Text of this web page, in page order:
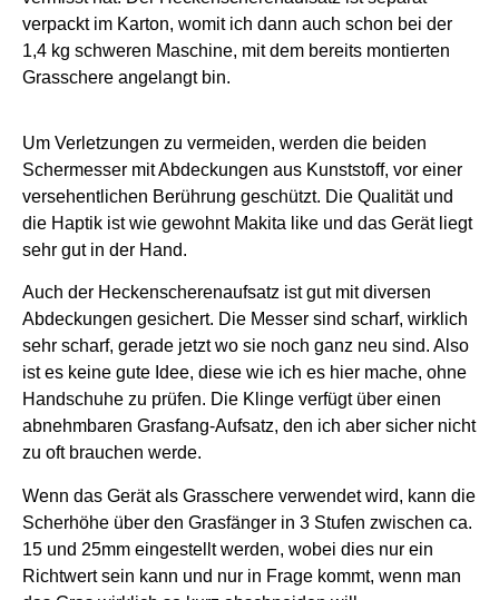
verpackt im Karton, womit ich dann auch schon bei der
1,4 kg schweren Maschine, mit dem bereits montierten
Grasschere angelangt bin.
Um Verletzungen zu vermeiden, werden die beiden
Schermesser mit Abdeckungen aus Kunststoff, vor einer
versehentlichen Berührung geschützt. Die Qualität und
die Haptik ist wie gewohnt Makita like und das Gerät liegt
sehr gut in der Hand.
Auch der Heckenscherenaufsatz ist gut mit diversen
Abdeckungen gesichert. Die Messer sind scharf, wirklich
sehr scharf, gerade jetzt wo sie noch ganz neu sind. Also
ist es keine gute Idee, diese wie ich es hier mache, ohne
Handschuhe zu prüfen. Die Klinge verfügt über einen
abnehmbaren Grasfang-Aufsatz, den ich aber sicher nicht
zu oft brauchen werde.
Wenn das Gerät als Grasschere verwendet wird, kann die
Scherhöhe über den Grasfänger in 3 Stufen zwischen ca.
15 und 25mm eingestellt werden, wobei dies nur ein
Richtwert sein kann und nur in Frage kommt, wenn man